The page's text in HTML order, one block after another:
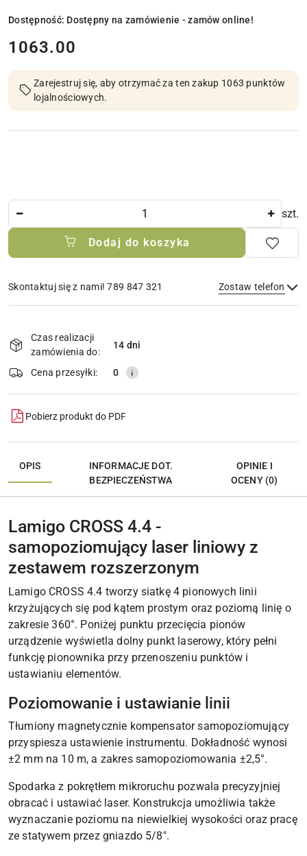
Dostępność: Dostępny na zamówienie - zamów online!
cena:
1063.00
Zarejestruj się, aby otrzymać za ten zakup 1063 punktów
lojalnościowych.
szt.
Dodaj do koszyka
Skontaktuj się z nami! 789 847 321 Zostaw telefon
Wyślij
dostawa
Czas realizacji
zamówienia do:
14 dni
Cena przesyłki: 0
Pobierz produkt do PDF
OPIS
INFORMACJE DOT.
BEZPIECZEŃSTWA
OPINIE I
OCENY (0)
Lamigo CROSS 4.4 -
samopoziomujący laser liniowy z
zestawem rozszerzonym
Lamigo CROSS 4.4 tworzy siatkę 4 pionowych linii
krzyżujących się pod kątem prostym oraz poziomą linię o
zakresie 360°. Poniżej punktu przecięcia pionów
urządzenie wyświetla dolny punkt laserowy, który pełni
funkcję pionownika przy przenoszeniu punktów i
ustawianiu elementów.
Poziomowanie i ustawianie linii
Tłumiony magnetycznie kompensator samopoziomujący
przyspiesza ustawienie instrumentu. Dokładność wynosi
±2 mm na 10 m, a zakres samopoziomowania ±2,5°.
Spodarka z pokrętłem mikroruchu pozwala precyzyjniej
obracać i ustawiać laser. Konstrukcja umożliwia także
wyznaczanie poziomu na niewielkiej wysokości oraz pracę
ze statywem przez gniazdo 5/8".